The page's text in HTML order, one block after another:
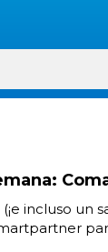
incluso un